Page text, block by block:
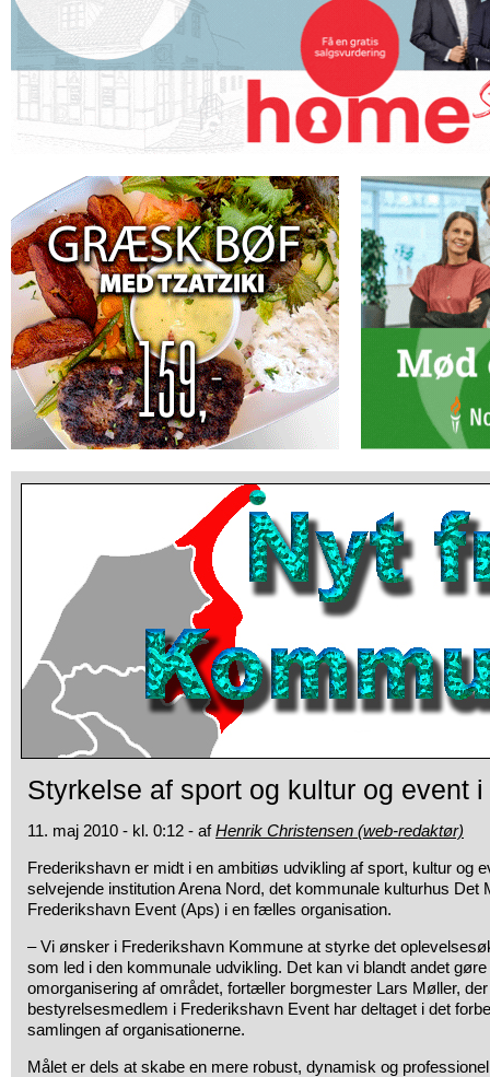
Styrkelse af sport og kultur og event
11. maj 2010 - kl. 0:12 - afHenrik Christensen (web-redaktør)
Frederikshavn er midt i en ambitiøs udvikling af sport, kultur og
selvejende institution Arena Nord, det kommunale kulturhus Det
Frederikshavn Event (Aps) i en fælles organisation.
– Vi ønsker i Frederikshavn Kommune at styrke det
som led i den kommunale udvikling. Det kan vi blandt andet
omorganisering af området, fortæller borgmester Lars Møller,
bestyrelsesmedlem i Frederikshavn Event har deltaget i det
samlingen af organisationerne.
Målet er dels at skabe en mere robust, dynamisk og